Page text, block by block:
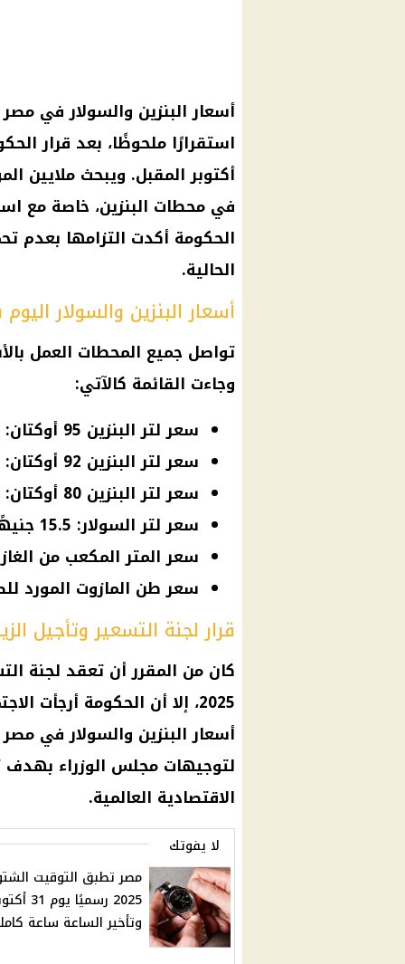
استقرارًا ملحوظًا، بعد قرار
أكتوبر المقبل. ويبحث ملايين
في محطات البنزين، خاصة مع
الحكومة أكدت التزامها بعدم
الحالية.
أسعار البنزين والسولار
تواصل جميع المحطات العمل
وجاءت القائمة كالآتي:
سعر لتر البنزين 95 أوكتان: 19 جنيهًا.
سعر لتر البنزين 92 أوكتان: 17.25 جنيهًا.
سعر لتر البنزين 80 أوكتان: 15.75 جنيهًا.
سعر لتر السولار: 15.5 جنيهًا.
سعر المتر المكعب من الغاز
سعر طن المازوت المورد للصناعات:
قرار لجنة التسعير وتأجيل
كان من المقرر أن تعقد لجنة
2025، إلا أن الحكومة أرجأت
أسعار البنزين والسولار في
لتوجيهات مجلس الوزراء بهدف
الاقتصادية العالمية.
لا يفوتك
مصر تطبق التوقيت
2025 رسميًا يوم
وتأخير الساعة ساعة